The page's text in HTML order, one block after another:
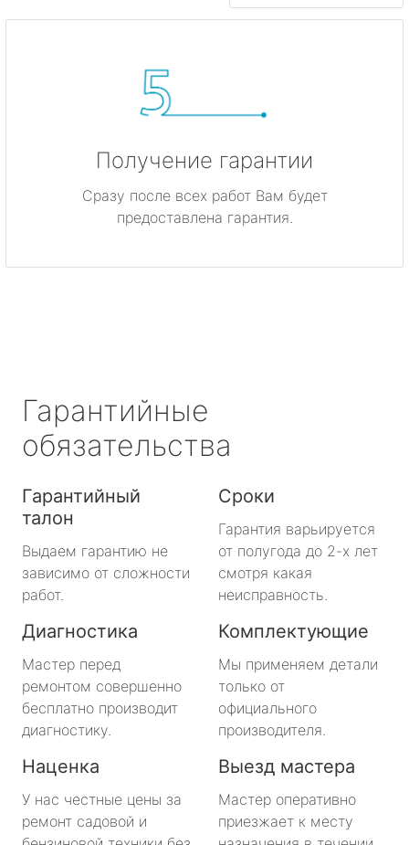
Получение гарантии
Сразу после всех работ Вам будет
предоставлена гарантия.
Гарантийные
обязательства
Гарантийный
талон
Выдаем гарантию не
зависимо от сложности
работ.
Сроки
Гарантия варьируется
от полугода до 2-х лет
смотря какая
неисправность.
Диагностика
Мастер перед
ремонтом совершенно
бесплатно производит
диагностику.
Комплектующие
Мы применяем детали
только от
официального
производителя.
Наценка
У нас честные цены за
ремонт садовой и
Выезд мастера
Мастер оперативно
приезжает к месту